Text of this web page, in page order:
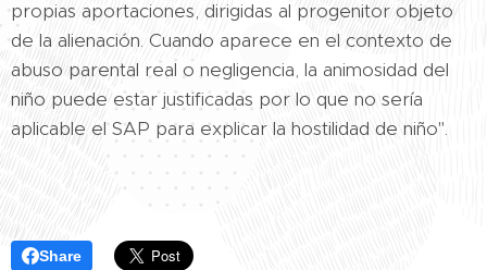
propias aportaciones, dirigidas al progenitor objeto
de la alienación. Cuando aparece en el contexto de
abuso parental real o negligencia, la animosidad del
niño puede estar justificadas por lo que no sería
aplicable el SAP para explicar la hostilidad de niño".
Share